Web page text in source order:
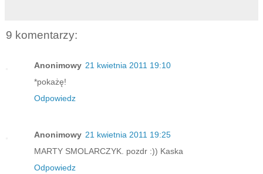
9 komentarzy:
Anonimowy 21 kwietnia 2011 19:10
*pokażę!
Odpowiedz
Anonimowy 21 kwietnia 2011 19:25
MARTY SMOLARCZYK. pozdr :)) Kaska
Odpowiedz